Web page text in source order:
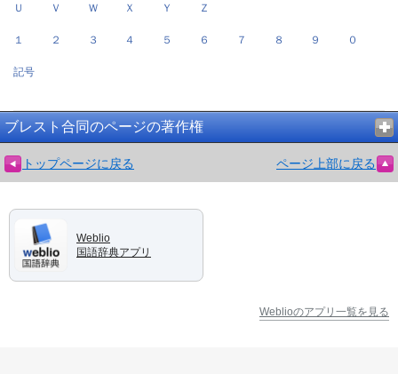
Ｕ Ｖ Ｗ Ｘ Ｙ Ｚ
１ ２ ３ ４ ５ ６ ７ ８ ９ ０
記号
ブレスト合同のページの著作権
トップページに戻る ページ上部に戻る
Weblio
国語辞典アプリ
Weblioのアプリ一覧を見る